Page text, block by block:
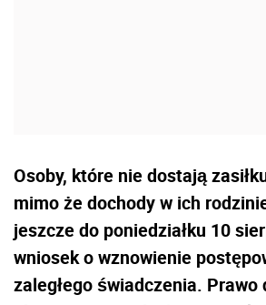
Osoby, które nie dostają
mimo że dochody w ich
jeszcze do poniedziałku 10
wniosek o wznowienie
zaległego świadczenia. Prawo